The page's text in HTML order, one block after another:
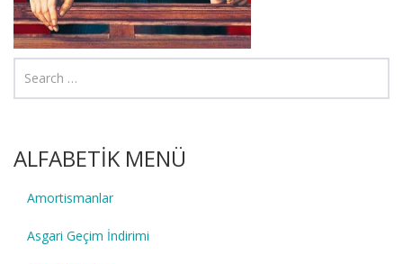
ALFABETİK MENÜ
Amortismanlar
Asgari Geçim İndirimi